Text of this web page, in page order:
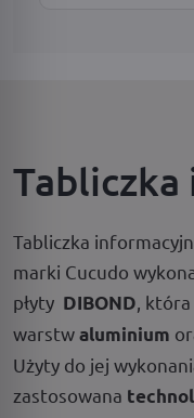
Tabliczka
marki Cucudo
płyty DIBOND ,
warstwaluminium
Użyty do jej
zastosowana